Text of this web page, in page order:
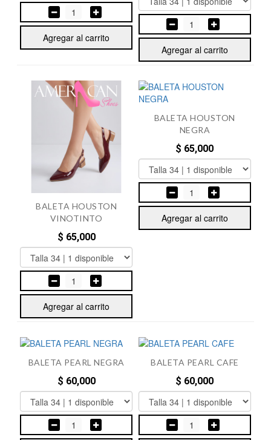
1
Agregar al carrito
1
Agregar al carrito
BALETA HOUSTON
VINOTINTO
$ 65,000
1
Agregar al carrito
BALETA HOUSTON
NEGRA
$ 65,000
1
Agregar al carrito
BALETA PEARL NEGRA
$ 60,000
1
BALETA PEARL CAFE
$ 60,000
1